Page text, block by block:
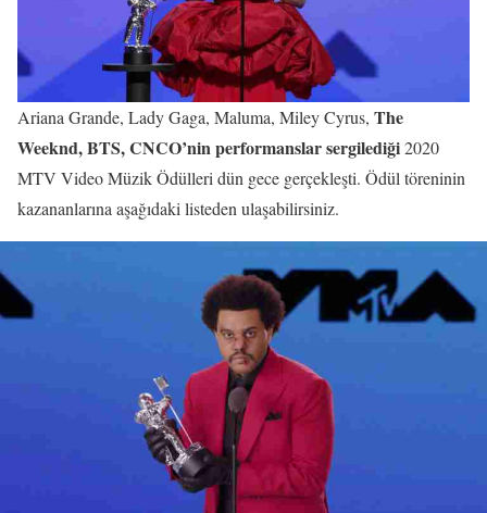
Ariana Grande, Lady Gaga, Maluma, Miley Cyrus, The
Weeknd, BTS, CNCO’nin performanslar sergilediği2020
MTV Video Müzik Ödülleri dün gece gerçekleşti. Ödül töreninin
kazananlarına aşağıdaki listeden ulaşabilirsiniz.